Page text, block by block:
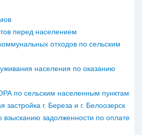
перед населением
отходов по сельским
населения по оказанию
по сельским населенным пунктам
застройка г. Береза и г. Белоозерск
задолженности по оплате